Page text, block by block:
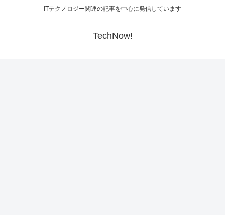
ITテクノロジー関連の記事を中心に発信しています
TechNow!